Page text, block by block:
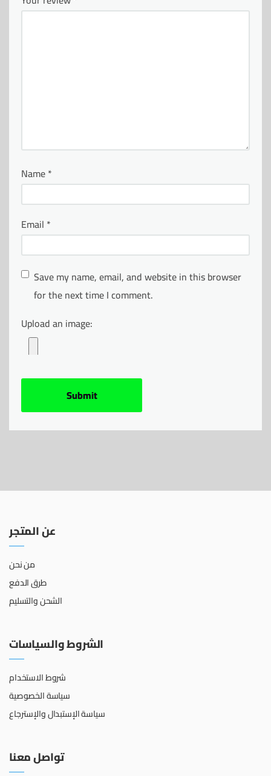
Name*
Email *
Save my name, email, and website in this browser
for the next time I comment.
Upload an image:
عن المتجر
من نحن
طرق الدفع
الشحن والتسليم
الشروط والسياسات
شروط الاستخدام
سياسة الخصوصية
سياسة الإستبدال والإسترجاع
تواصل معنا